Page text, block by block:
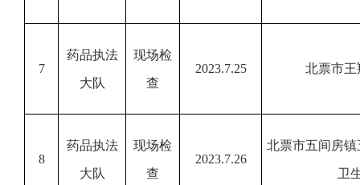
7
药品执法
大队
现场检
查
2023.7.25 北票市王
8
药品执法
大队
现场检
查
2023.7.26
北票市五间房
卫